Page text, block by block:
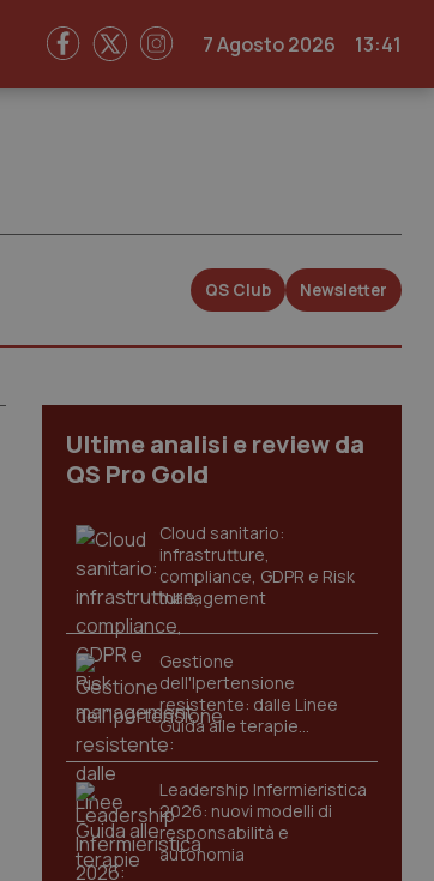
7 Agosto 2026 13:41
QS Club Newsletter
Ultime analisi e review da
QS Pro Gold
Cloud sanitario:
infrastrutture,
compliance, GDPR e Risk
management
Gestione
dell'Ipertensione
resistente: dalle Linee
Guida alle terapie
innovative
Leadership Infermieristica
2026: nuovi modelli di
responsabilità e
autonomia